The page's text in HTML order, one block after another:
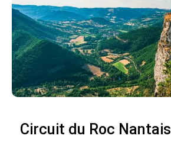
Circuit du Roc Nantais